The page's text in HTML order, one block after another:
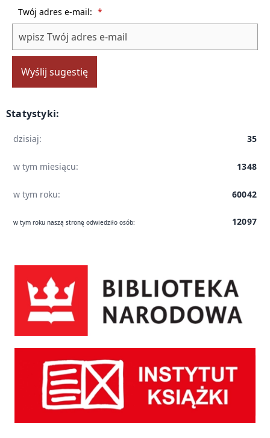
Twój adres e-mail: *
Wyślij sugestię
Statystyki:
dzisiaj: 35
w tym miesiącu: 1348
w tym roku: 60042
w tym roku naszą stronę odwiedziło osób: 12097